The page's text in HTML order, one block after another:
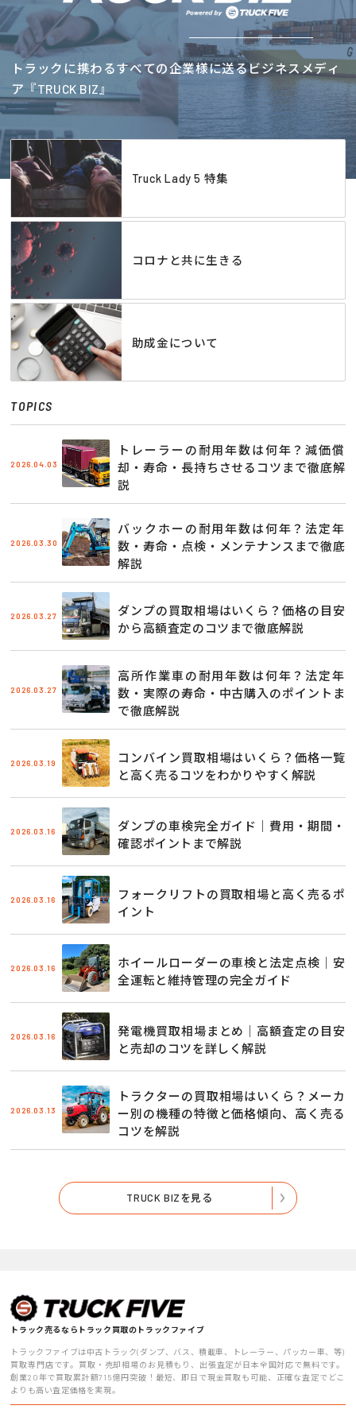
トラックに携わるすべての企業様に送るビジネスメディ
ア『TRUCK BIZ』
Truck Lady 5 特集
コロナと共に生きる
助成金について
TOPICS
2026.04.03
トレーラーの耐用年数は何年？減価償
却・寿命・長持ちさせるコツまで徹底解
説
2026.03.30
バックホーの耐用年数は何年？法定年
数・寿命・点検・メンテナンスまで徹底
解説
2026.03.27
ダンプの買取相場はいくら？価格の目安
から高額査定のコツまで徹底解説
2026.03.27
高所作業車の耐用年数は何年？法定年
数・実際の寿命・中古購入のポイントま
で徹底解説
2026.03.19
コンバイン買取相場はいくら？価格一覧
と高く売るコツをわかりやすく解説
2026.03.16
ダンプの車検完全ガイド｜費用・期間・
確認ポイントまで解説
2026.03.16
フォークリフトの買取相場と高く売るポ
イント
2026.03.16
ホイールローダーの車検と法定点検｜安
全運転と維持管理の完全ガイド
2026.03.16
発電機買取相場まとめ｜高額査定の目安
と売却のコツを詳しく解説
2026.03.13
トラクターの買取相場はいくら？メーカ
ー別の機種の特徴と価格傾向、高く売る
コツを解説
TRUCK BIZを見る
トラック売るならトラック買取のトラックファイブ
トラックファイブは中古トラック(ダンプ、バス、積載車、トレーラー、パッカー車、等)
買取専門店です。買取・売却相場のお見積もり、出張査定が日本全国対応で無料です。
創業20年で買取累計額715億円突破！最短、即日で現金買取も可能、正確な査定でどこ
よりも高い査定価格を実現。